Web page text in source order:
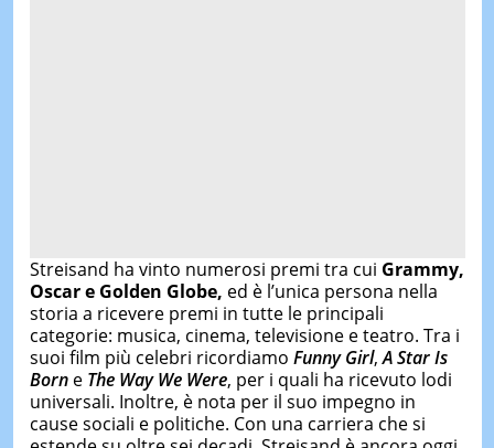
Streisand ha vinto numerosi premi tra cui Grammy,
Oscar e Golden Globe, ed è l’unica persona nella
storia a ricevere premi in tutte le principali
categorie: musica, cinema, televisione e teatro. Tra i
suoi film più celebri ricordiamo Funny Girl,A Star Is
Borne The Way We Were, per i quali ha ricevuto lodi
universali. Inoltre, è nota per il suo impegno in
cause sociali e politiche. Con una carriera che si